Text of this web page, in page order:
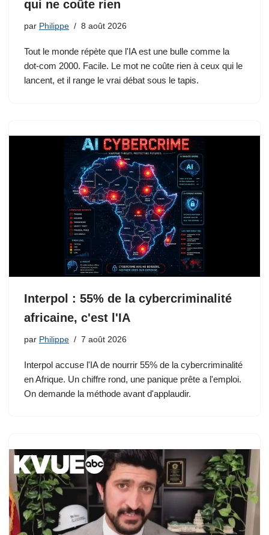
qui ne coûte rien
par Philippe 8 août 2026
Tout le monde répète que l'IA est une bulle comme la
dot-com 2000. Facile. Le mot ne coûte rien à ceux qui le
lancent, et il range le vrai débat sous le tapis.
Interpol : 55% de la cybercriminalité
africaine, c'est l'IA
par Philippe 7 août 2026
Interpol accuse l'IA de nourrir 55% de la cybercriminalité
en Afrique. Un chiffre rond, une panique prête a l'emploi.
On demande la méthode avant d'applaudir.